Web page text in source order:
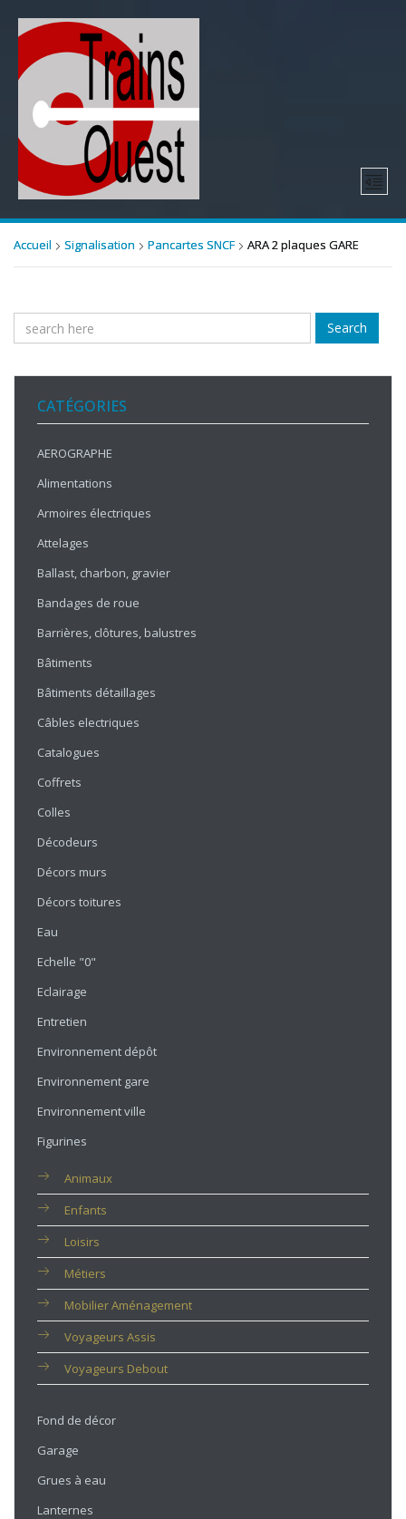
Accueil Signalisation Pancartes SNCF ARA 2 plaques GARE
Search
CATÉGORIES
AEROGRAPHE
Alimentations
Armoires électriques
Attelages
Ballast, charbon, gravier
Bandages de roue
Barrières, clôtures, balustres
Bâtiments
Bâtiments détaillages
Câbles electriques
Catalogues
Coffrets
Colles
Décodeurs
Décors murs
Décors toitures
Eau
Echelle "0"
Eclairage
Entretien
Environnement dépôt
Environnement gare
Environnement ville
Figurines
Animaux
Enfants
Loisirs
Métiers
Mobilier Aménagement
Voyageurs Assis
Voyageurs Debout
Fond de décor
Garage
Grues à eau
Lanternes